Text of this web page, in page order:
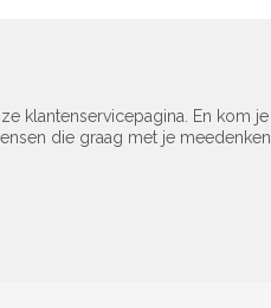
klantenservicepagina. En kom
die graag met je meedenken.